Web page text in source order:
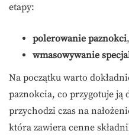
etapy:
polerowanie paznokci,
wmasowywanie
Na początku warto
paznokcia, co przygotuje ją
przychodzi czas na
która zawiera cenne